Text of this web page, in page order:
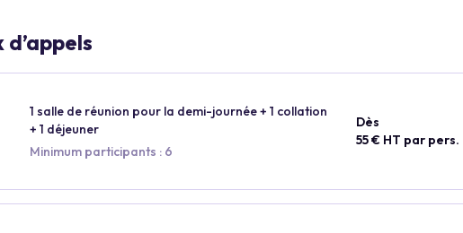
1 salle de réunion pour la demi-journée + 1 collation
+ 1 déjeuner
Minimum participants : 6
Dès
55 € HT par pers.